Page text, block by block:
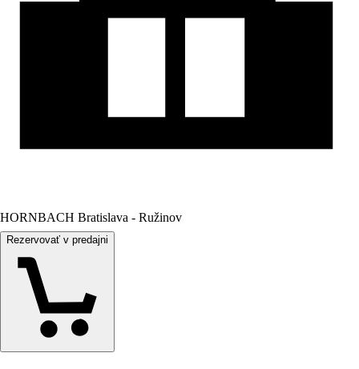
HORNBACH Bratislava - Ružinov
Rezervovať v predajni